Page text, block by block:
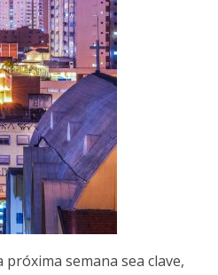
semana sea clave,